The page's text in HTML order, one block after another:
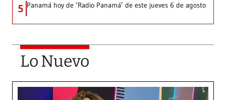
5 Panamá hoy de ‘Radio Panamá’ de este jueves 6 de agosto
Lo Nuevo